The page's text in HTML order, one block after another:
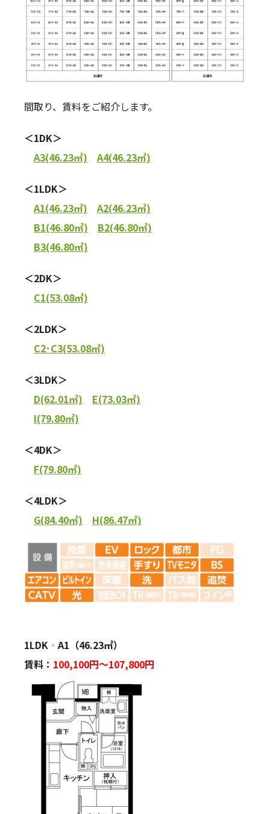
間取り、賃料をご紹介します。
＜1DK＞
A3(46.23㎡)
A4(46.23㎡)
＜1LDK＞
A1(46.23㎡)
A2(46.23㎡)
B1(46.80㎡)
B2(46.80㎡)
B3(46.80㎡)
＜2DK＞
C1(53.08㎡)
＜2LDK＞
C2･C3(53.08㎡)
＜3LDK＞
D(62.01㎡)
E(73.03㎡)
I(79.80㎡)
＜4DK＞
F(79.80㎡)
＜4LDK＞
G(84.40㎡)
H(86.47㎡)
1LDK‐A1（46.23㎡）
賃料： 100,100円～107,800円